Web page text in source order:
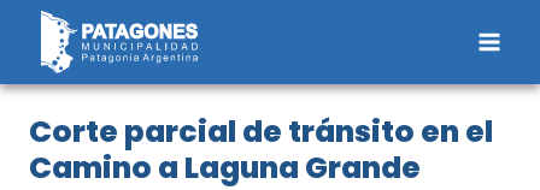
Saltar
contenido
Corte parcial de tránsito en el
Camino a Laguna Grande